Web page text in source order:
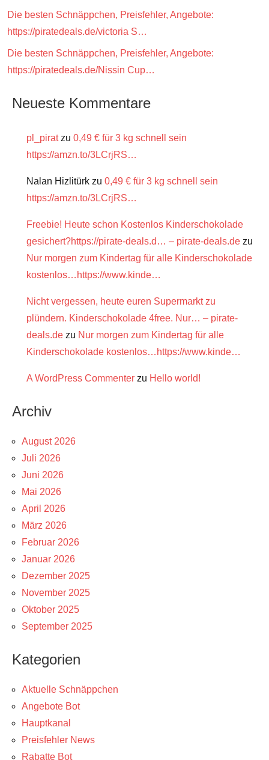
Die besten Schnäppchen, Preisfehler, Angebote:
https://piratedeals.de/victoria S…
Die besten Schnäppchen, Preisfehler, Angebote:
https://piratedeals.de/Nissin Cup…
Neueste Kommentare
pl_piratzu 0,49 € für 3 kg schnell sein
https://amzn.to/3LCrjRS…
Nalan Hizlitürk zu 0,49 € für 3 kg schnell sein
https://amzn.to/3LCrjRS…
Freebie! Heute schon Kostenlos Kinderschokolade
gesichert?https://pirate-deals.d… – pirate-deals.de zu
Nur morgen zum Kindertag für alle Kinderschokolade
kostenlos…https://www.kinde…
Nicht vergessen, heute euren Supermarkt zu
plündern. Kinderschokolade 4free. Nur… – pirate-
deals.de zu Nur morgen zum Kindertag für alle
Kinderschokolade kostenlos…https://www.kinde…
A WordPress Commenter zu Hello world!
Archiv
August 2026
Juli 2026
Juni 2026
Mai 2026
April 2026
März 2026
Februar 2026
Januar 2026
Dezember 2025
November 2025
Oktober 2025
September 2025
Kategorien
Aktuelle Schnäppchen
Angebote Bot
Hauptkanal
Preisfehler News
Rabatte Bot